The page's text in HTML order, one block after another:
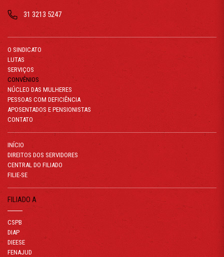
31 3213 5247
O SINDICATO
LUTAS
SERVIÇOS
CONVÊNIOS
NÚCLEO DAS MULHERES
PESSOAS COM DEFICIÊNCIA
APOSENTADOS E PENSIONISTAS
CONTATO
INÍCIO
DIREITOS DOS SERVIDORES
CENTRAL DO FILIADO
FILIE-SE
FILIADO A
CSPB
DIAP
DIEESE
FENAJUD